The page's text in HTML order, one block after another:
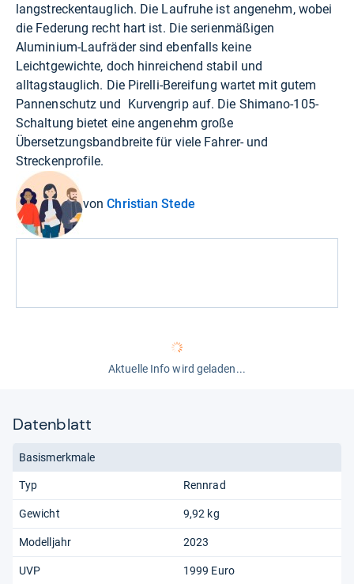
langstreckentauglich. Die Laufruhe ist angenehm, wobei
die Federung recht hart ist. Die serienmäßigen
Aluminium-Laufräder sind ebenfalls keine
Leichtgewichte, doch hinreichend stabil und
alltagstauglich. Die Pirelli-Bereifung wartet mit gutem
Pannenschutz und Kurvengrip auf. Die Shimano-105-
Schaltung bietet eine angenehm große
Übersetzungsbandbreite für viele Fahrer- und
Streckenprofile.
vonChristian Stede
Aktuelle Info wird geladen...
Datenblatt
Basismerkmale
Typ Rennrad
Gewicht 9,92 kg
Modelljahr 2023
UVP 1999 Euro